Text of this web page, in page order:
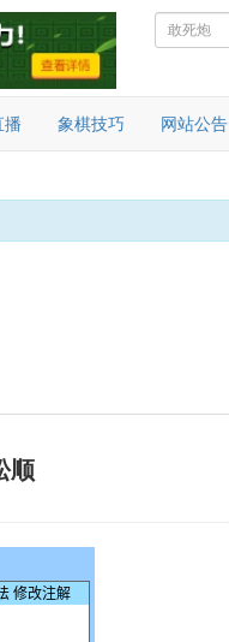
播 象棋技巧 网站公告
顺